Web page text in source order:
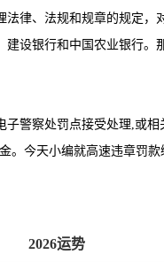
法律、法规和规章的规定
建设银行和中国农业银行。
子警察处罚点接受处理,或
。今天小编就高速违章罚
2026运势